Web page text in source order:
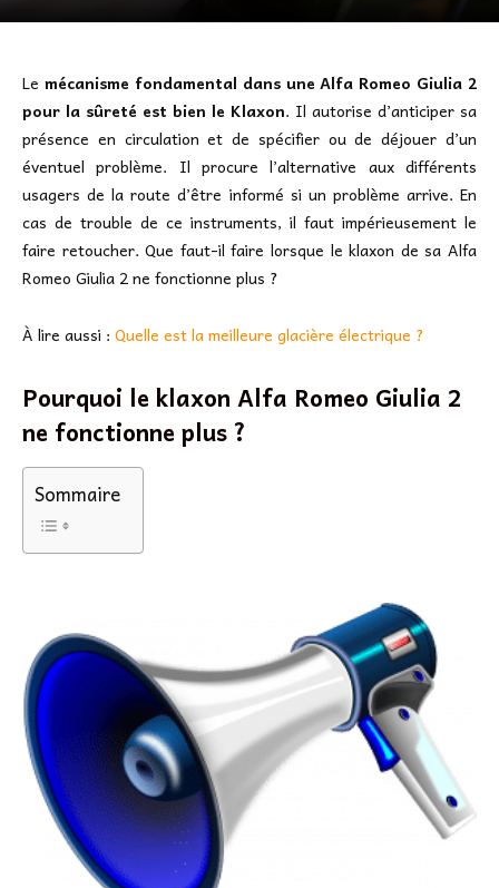
Le mécanisme fondamental dans une Alfa Romeo Giulia 2
pour la sûreté est bien le Klaxon. Il autorise d’anticiper sa
présence en circulation et de spécifier ou de déjouer d’un
éventuel problème. Il procure l’alternative aux différents
usagers de la route d’être informé si un problème arrive. En
cas de trouble de ce instruments, il faut impérieusement le
faire retoucher. Que faut-il faire lorsque le klaxon de sa Alfa
Romeo Giulia 2 ne fonctionne plus ?
À lire aussi : Quelle est la meilleure glacière électrique ?
Pourquoi le klaxon Alfa Romeo Giulia 2
ne fonctionne plus ?
Sommaire